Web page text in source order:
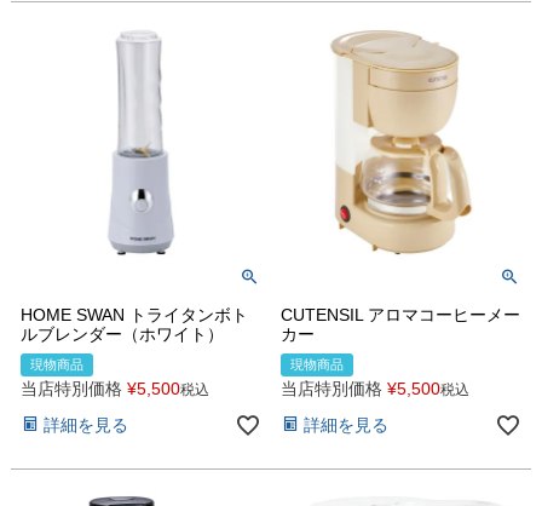
HOME SWAN トライタンボト
ルブレンダー（ホワイト）
現物商品
当店特別価格 ¥5,500税込
詳細を見る
CUTENSIL アロマコーヒーメー
カー
現物商品
当店特別価格 ¥5,500税込
詳細を見る